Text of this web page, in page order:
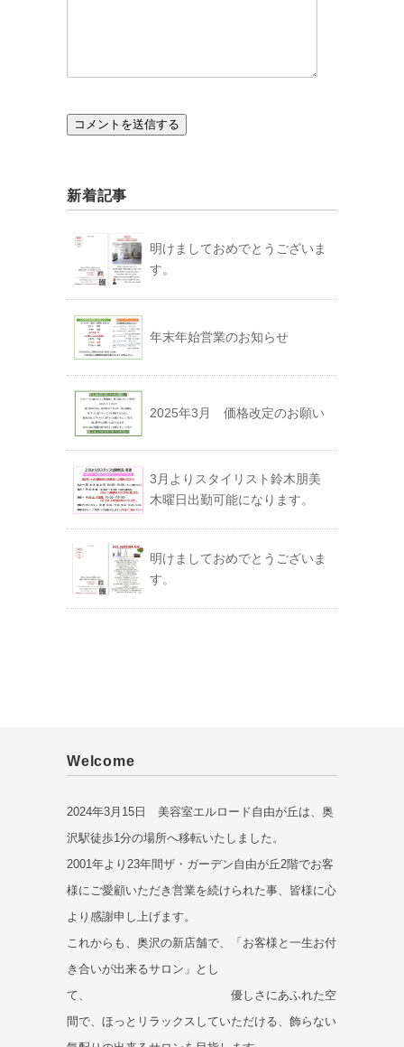
新着記事
明けましておめでとうございま
す。
年末年始営業のお知らせ
2025年3月 価格改定のお願い
3月よりスタイリスト鈴木朋美
木曜日出勤可能になります。
明けましておめでとうございま
す。
Welcome
2024年3月15日 美容室エルロード自由が丘は、奥
沢駅徒歩1分の場所へ移転いたしました。
2001年より23年間ザ・ガーデン自由が丘2階でお客
様にご愛顧いただき営業を続けられた事、皆様に心
より感謝申し上げます。
これからも、奥沢の新店舗で、「お客様と一生お付
き合いが出来るサロン」とし
て、 優しさにあふれた空
間で、ほっとリラックスしていただける、飾らない